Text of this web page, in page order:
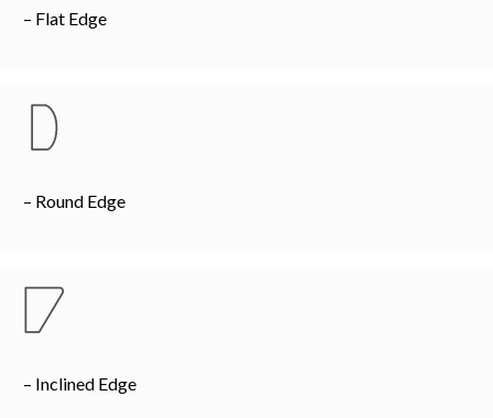
– Flat Edge
– Round Edge
– Inclined Edge